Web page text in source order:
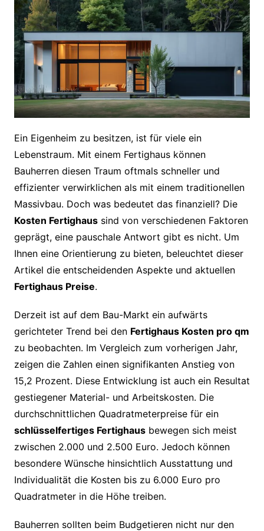
Ein Eigenheim zu besitzen, ist für viele ein
Lebenstraum. Mit einem Fertighaus können
Bauherren diesen Traum oftmals schneller und
effizienter verwirklichen als mit einem traditionellen
Massivbau. Doch was bedeutet das finanziell? Die
Kosten Fertighaussind von verschiedenen Faktoren
geprägt, eine pauschale Antwort gibt es nicht. Um
Ihnen eine Orientierung zu bieten, beleuchtet dieser
Artikel die entscheidenden Aspekte und aktuellen
Fertighaus Preise.
Derzeit ist auf dem Bau-Markt ein aufwärts
gerichteter Trend bei den Fertighaus Kosten pro qm
zu beobachten. Im Vergleich zum vorherigen Jahr,
zeigen die Zahlen einen signifikanten Anstieg von
15,2 Prozent. Diese Entwicklung ist auch ein Resultat
gestiegener Material- und Arbeitskosten. Die
durchschnittlichen Quadratmeterpreise für ein
schlüsselfertiges Fertighausbewegen sich meist
zwischen 2.000 und 2.500 Euro. Jedoch können
besondere Wünsche hinsichtlich Ausstattung und
Individualität die Kosten bis zu 6.000 Euro pro
Quadratmeter in die Höhe treiben.
Bauherren sollten beim Budgetieren nicht nur den